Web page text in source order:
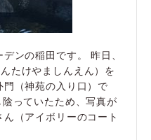
ンの稲田です。 昨日、
たけやましんえん）を
（神苑の入り口）で
っていたため、写真が
（アイボリーのコート